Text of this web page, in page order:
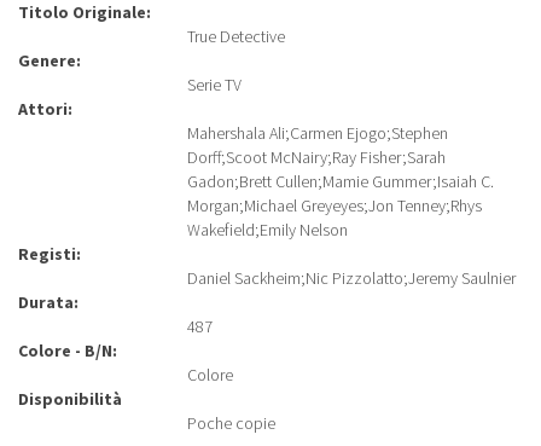
Titolo Originale:
True Detective
Genere:
Serie TV
Attori:
Mahershala Ali;Carmen Ejogo;Stephen
Dorff;Scoot McNairy;Ray Fisher;Sarah
Gadon;Brett Cullen;Mamie Gummer;Isaiah C.
Morgan;Michael Greyeyes;Jon Tenney;Rhys
Wakefield;Emily Nelson
Registi:
Daniel Sackheim;Nic Pizzolatto;Jeremy Saulnier
Durata:
487
Colore - B/N:
Colore
Disponibilità
Poche copie